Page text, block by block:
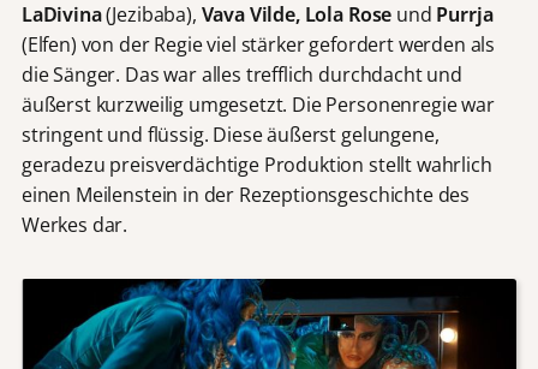
LaDivina(Jezibaba), Vava Vilde, Lola Rose und Purrja
(Elfen) von der Regie viel stärker gefordert werden als
die Sänger. Das war alles trefflich durchdacht und
äußerst kurzweilig umgesetzt. Die Personenregie war
stringent und flüssig. Diese äußerst gelungene,
geradezu preisverdächtige Produktion stellt wahrlich
einen Meilenstein in der Rezeptionsgeschichte des
Werkes dar.